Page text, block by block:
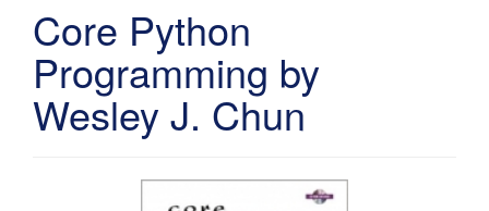
Core Python
Programming by
Wesley J. Chun